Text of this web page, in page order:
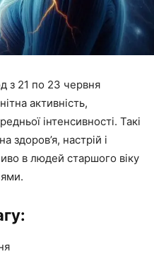
з 21 по 23 червня
активність,
інтенсивності. Такі
здоров’я, настрій і
в людей старшого віку